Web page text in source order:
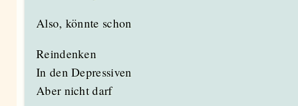
Also, könnte schon
Reindenken
In den Depressiven
Aber nicht darf